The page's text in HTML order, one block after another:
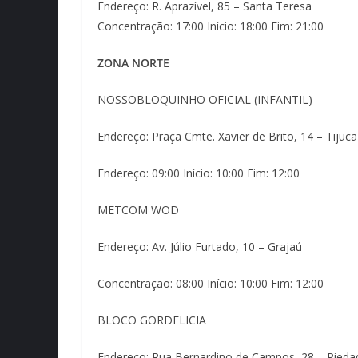
Endereço: R. Aprazível, 85 – Santa Teresa
Concentração: 17:00 Início: 18:00 Fim: 21:00
ZONA NORTE
NOSSOBLOQUINHO OFICIAL (INFANTIL)
Endereço: Praça Cmte. Xavier de Brito, 14 – Tijuca
Endereço: 09:00 Início: 10:00 Fim: 12:00
METCOM WOD
Endereço: Av. Júlio Furtado, 10 – Grajaú
Concentração: 08:00 Início: 10:00 Fim: 12:00
BLOCO GORDELICIA